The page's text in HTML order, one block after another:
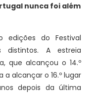
nunca foi além
edições do Festival
distintos. A estreia
que alcançou o 14.º
a alcançar o 16.º lugar
depois da última